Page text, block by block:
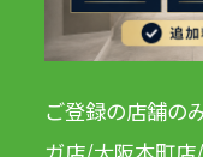
ご登録の店舗の